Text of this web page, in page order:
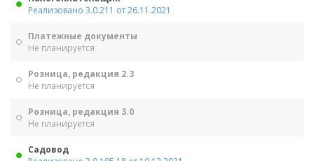
Реализовано 3.0.211 от 26.11.2021
Платежные документы
Не планируется
Розница, редакция 2.3
Не планируется
Розница, редакция 3.0
Не планируется
Садовод